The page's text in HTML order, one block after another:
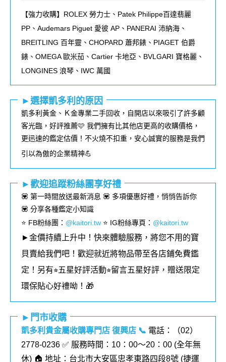
【強力收購】ROLEX 勞力士、 Patek Philippe百達翡麗
PP 、 Audemars Piguet 愛彼 AP 、 PANERAI 沛納海、
BREITLING 百年靈、 CHOPARD 蕭邦錶、 PIAGET 伯爵
錶、 OMEGA歐米茄、 Cartier 卡地亞、 BVLGARI 寶格麗、
LONGINES 浪琴、 IWC 萬國
►選擇凱多利的原因
凱多利黃金、Ｋ金專業二手回收，自開店以來吸引了許多顧
客光臨，好評推薦🩷 我們擁有比其他店更高的收購價格，
更迅速的鑑定估價！不火燒不扣重，安心誠實的服務是我們
引以為傲的企業精神💪
►歡迎追蹤粉絲團享好禮
💟 第一時間放送最新消息 💟 多項優惠好禮，悄悄告訴你
💟 分享各種鑑定小知識
⭐️ FB粉絲團 ： @kaitori.tw ⭐️ IG粉絲專頁 ： @kaitori.tw
►金價持續上升中！快來體驗服務，將您不用的寶
貝賣給我們吧！歡迎就近將物品帶至各店鋪免費鑑
定！ 另有⭐︎五星好評活動⭐︎留言五星好評，贈送限定
環保貼心好禮呦！🎁
►門市收購
凱多利貴金屬收購專門店 復興店 📞 電話：（02）
2778-0236 ✅ 服務時間：10：00～20：00 (全年無
休) 🏠 地址：台北市大安區忠孝東路四段8號 (捷運